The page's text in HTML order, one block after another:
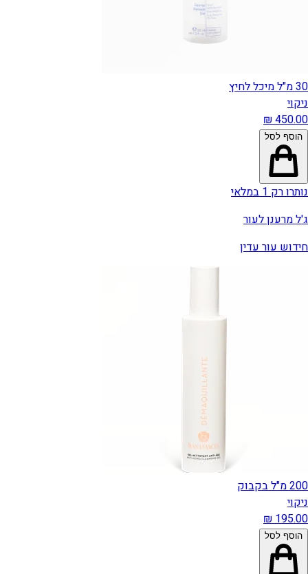
30 מ"ל מיכל לחיץ
ניקוי
הוסף לסל
נותרו רק 1 במלאי
ג'ל מרענן לעור
חידוש עור עדין
200 מ"ל בקבוק
ניקוי
הוסף לסל